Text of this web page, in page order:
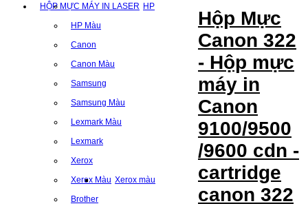
HỘP MỰC MÁY IN LASER HP
HP Màu
Canon
Canon Màu
Samsung
Samsung Màu
Lexmark Màu
Lexmark
Xerox
Xerox Màu Xerox màu
Brother
Hộp Mực
Canon 322
- Hộp mực
máy in
Canon
9100/9500
/9600 cdn -
cartridge
canon 322